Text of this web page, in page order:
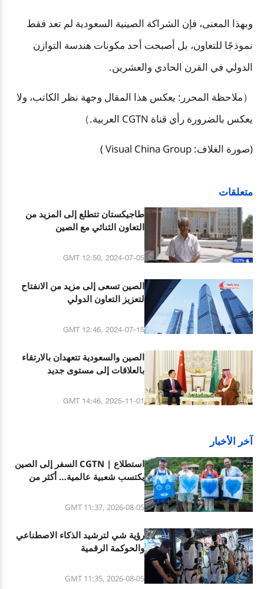
وبهذا المعنى، فإن الشراكة الصينية السعودية لم تعد فقط
نموذجًا للتعاون، بل أصبحت أحد مكونات هندسة التوازن
الدولي في القرن الحادي والعشرين.
）ملاحظة المحرر: يعكس هذا المقال وجهة نظر الكاتب، ولا
يعكس بالضرورة رأي قناة CGTN العربية.
（
(صورة الغلاف: Visual China Group )
متعلقات
طاجيكستان تتطلع إلى المزيد من
التعاون الثنائي مع الصين
GMT 12:50, 2024-07-05
الصين تسعى إلى مزيد من الانفتاح
لتعزيز التعاون الدولي
GMT 12:46, 2024-07-15
الصين والسعودية تتعهدان بالارتقاء
بالعلاقات إلى مستوى جديد
GMT 14:46, 2025-11-01
آخر الأخبار
استطلاع | CGTN السفر إلى الصين
يكتسب شعبية عالمية… أكثر من
الاهتمام العالمي بالصين
GMT 11:37, 2026-08-05
رؤية شي لترشيد الذكاء الاصطناعي
والحوكمة الرقمية
GMT 11:35, 2026-08-05